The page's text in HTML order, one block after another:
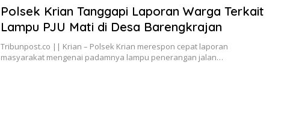
3 September 2025
Polsek Krian Tanggapi Laporan Warga Terkait
Lampu PJU Mati di Desa Barengkrajan
Tribunpost.co || Krian – Polsek Krian merespon cepat laporan
masyarakat mengenai padamnya lampu penerangan jalan…